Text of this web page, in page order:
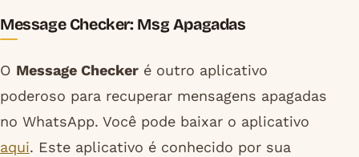
Message Checker: Msg Apagadas
O Message Checker é outro aplicativo
poderoso para recuperar mensagens apagadas
no WhatsApp. Você pode baixar o aplicativo
aqui. Este aplicativo é conhecido por sua